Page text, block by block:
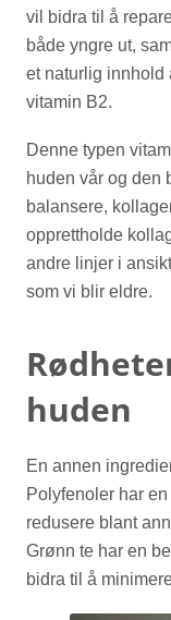
vil bidra til å
både yngre ut,
et naturlig innhold
vitamin B2.
Denne typen
huden vår og den
balansere,
opprettholde
andre linjer i
som vi blir eldre.
huden
En annen
Polyfenoler har
redusere blant
Grønn te har en
bidra til å